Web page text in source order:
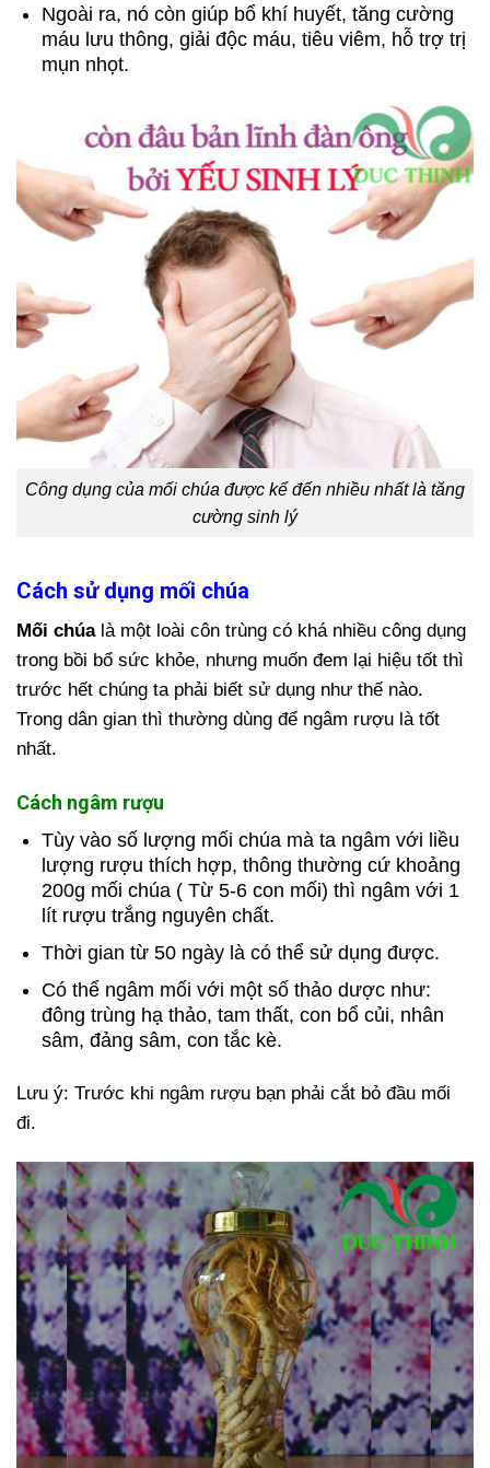
Ngoài ra, nó còn giúp bổ khí huyết, tăng cường
máu lưu thông, giải độc máu, tiêu viêm, hỗ trợ trị
mụn nhọt.
Công dụng của mối chúa được kể đến nhiều nhất là tăng
cường sinh lý
Cách sử dụng mối chúa
Mối chúalà một loài côn trùng có khá nhiều công dụng
trong bồi bổ sức khỏe, nhưng muốn đem lại hiệu tốt thì
trước hết chúng ta phải biết sử dụng như thế nào.
Trong dân gian thì thường dùng để ngâm rượu là tốt
nhất.
Cách ngâm rượu
Tùy vào số lượng mối chúa mà ta ngâm với liều
lượng rượu thích hợp, thông thường cứ khoảng
200g mối chúa ( Từ 5-6 con mối) thì ngâm với 1
lít rượu trắng nguyên chất.
Thời gian từ 50 ngày là có thể sử dụng được.
Có thể ngâm mối với một số thảo dược như:
đông trùng hạ thảo, tam thất, con bổ củi, nhân
sâm, đảng sâm, con tắc kè.
Lưu ý: Trước khi ngâm rượu bạn phải cắt bỏ đầu mối
đi.